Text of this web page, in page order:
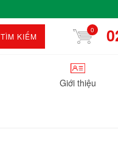
TÌM KIẾM
0
Giới thiệu